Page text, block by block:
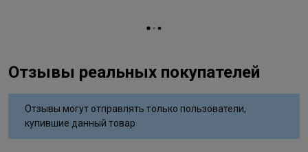
Отзывы реальных покупателей
Отзывы могут отправлять только пользователи,
купившие данный товар